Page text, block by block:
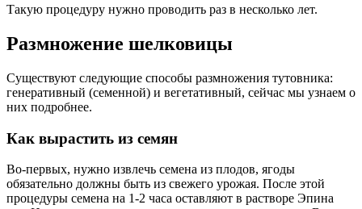
Такую процедуру нужно проводить раз в несколько лет.
Размножение шелковицы
Существуют следующие способы размножения тутовника:
генеративный (семенной) и вегетативный, сейчас мы узнаем о
них подробнее.
Как вырастить из семян
Во-первых, нужно извлечь семена из плодов, ягоды
обязательно должны быть из свежего урожая. После этой
процедуры семена на 1-2 часа оставляют в растворе Эпина